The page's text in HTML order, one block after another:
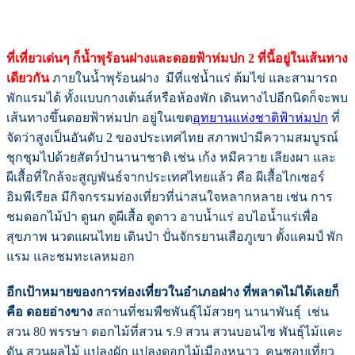
ที่เที่ยวเด่นๆ ก็น้ำพุร้อนฝางและดอยฟ้าห่มปก 2 ที่นี้อยู่ในเส้นทาง
เดียวกันภายในน้ำพุร้อนฝาง มีที่แช่น้ำแร่ ต้มไข่ และสามารถ
พักแรมได้ ทั้งแบบกางเต้นส์หรือห้องพัก เดินทางไปอีกนิดก็จะพบ
เส้นทางขึ้นดอยฟ้าห่มปก อยู่ในเขตอุทยานแห่งชาติฟ้าห่มปก ที่
จัดว่าสูงเป็นอันดับ 2 ของประเทศไทย สภาพป่ามีความสมบูรณ์
ชุกชุมไปด้วยสัตว์ป่านานาชาติ เช่น เก้ง หมีควาย เลียงผา และ
ผีเสื้อที่ใกล้จะสูญพันธ์จากประเทศไทยแล้ว คือ ผีเสื้อไกเซอร์
อิมพีเรียล มีกิจกรรมท่องเที่ยวที่น่าสนใจหลากหลาย เช่น การ
ชมดอกไม้ป่า ดูนก ดูผีเสื้อ ดูดาว อาบน้ำแร่ อบไอน้ำแร่เพื่อ
สุขภาพ นวดแผนไทย เดินป่า ปั่นจักรยานเสือภูเขา ตั้งแคมป์ พัก
แรม และชมทะเลหมอก
อีกเป้าหมายของการท่องเที่ยวในอำเภอฝาง ที่พลาดไม่ได้เลยก็
คือ ดอยอ่างขาง สถานที่ชมพืชพันธุ์ไม้สวยๆ นานาพันธุ์ เช่น
สวน 80 พรรษา ดอกไม้ที่สวน ร.9 สวน สวนบอนไซ พันธุ์ไม้แคะ
ดัน สวนผลไม้ แปลงผัก แปลงดอกไม้เมืองหนาว คนชอบเที่ยว